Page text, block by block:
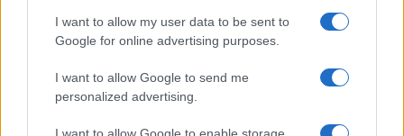
I want to allow my user data to be sent to
Google for online advertising purposes.
I want to allow Google to send me
personalized advertising.